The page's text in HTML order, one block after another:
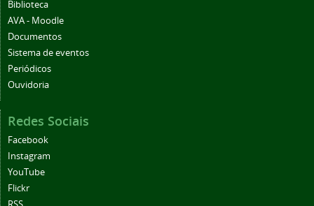
Biblioteca
AVA - Moodle
Documentos
Sistema de eventos
Periódicos
Ouvidoria
Redes Sociais
Facebook
Instagram
YouTube
Flickr